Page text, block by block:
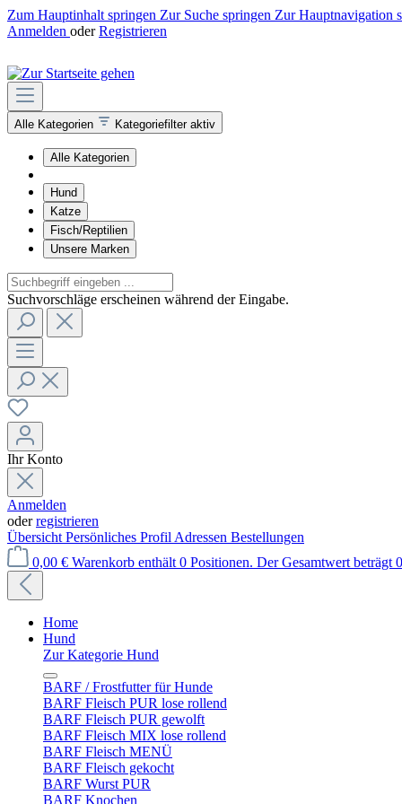
Zum Hauptinhalt springen Zur Suche springen Zur Hauptnavigation
Anmelden oder Registrieren
Alle Kategorien Kategoriefilter aktiv
Alle Kategorien
Hund
Katze
Fisch/Reptilien
Unsere Marken
Suchvorschläge erscheinen während der Eingabe.
Ihr Konto
Anmelden
oderregistrieren
Übersicht Persönliches Profil Adressen Bestellungen
0,00 € Warenkorb enthält 0 Positionen. Der Gesamtwert beträgt
Home
Hund
Zur Kategorie Hund
BARF / Frostfutter für Hunde
BARF Fleisch PUR lose rollend
BARF Fleisch PUR gewolft
BARF Fleisch MIX lose rollend
BARF Fleisch MENÜ
BARF Fleisch gekocht
BARF Wurst PUR
BARF Knochen